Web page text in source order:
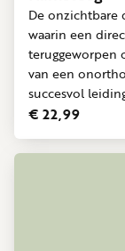
De onzichtbare
waarin een
teruggeworpen
van een
succesvol
naam -
tegelijk
verhaal nodigt
spreadsheets
€ 22,99
Winkel
Privacy
reglement
Algemene